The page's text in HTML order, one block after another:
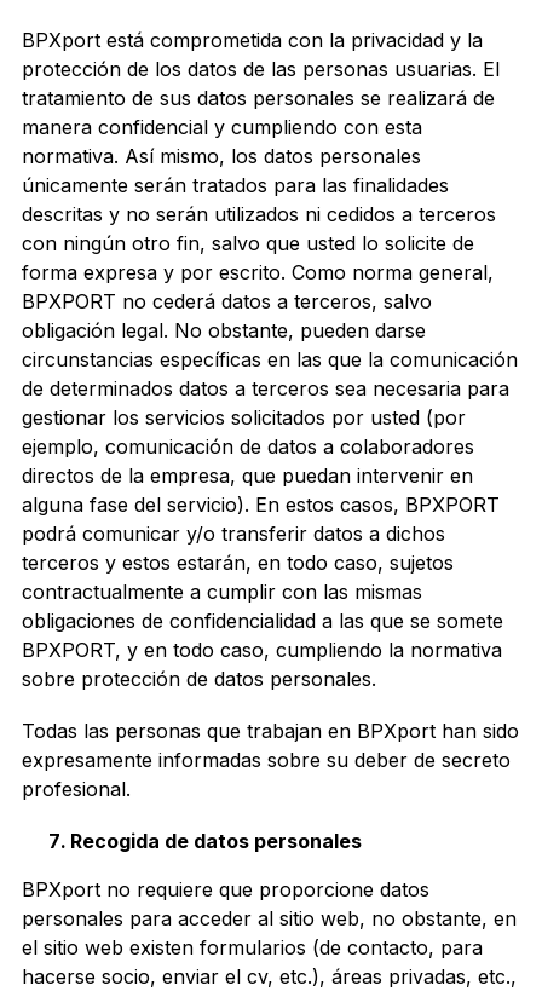
BPXport está comprometida con la privacidad y la
protección de los datos de las personas usuarias. El
tratamiento de sus datos personales se realizará de
manera confidencial y cumpliendo con esta
normativa. Así mismo, los datos personales
únicamente serán tratados para las finalidades
descritas y no serán utilizados ni cedidos a terceros
con ningún otro fin, salvo que usted lo solicite de
forma expresa y por escrito. Como norma general,
BPXPORT no cederá datos a terceros, salvo
obligación legal. No obstante, pueden darse
circunstancias específicas en las que la comunicación
de determinados datos a terceros sea necesaria para
gestionar los servicios solicitados por usted (por
ejemplo, comunicación de datos a colaboradores
directos de la empresa, que puedan intervenir en
alguna fase del servicio). En estos casos, BPXPORT
podrá comunicar y/o transferir datos a dichos
terceros y estos estarán, en todo caso, sujetos
contractualmente a cumplir con las mismas
obligaciones de confidencialidad a las que se somete
BPXPORT, y en todo caso, cumpliendo la normativa
sobre protección de datos personales.
Todas las personas que trabajan en BPXport han sido
expresamente informadas sobre su deber de secreto
profesional.
Recogida de datos personales
BPXport no requiere que proporcione datos
personales para acceder al sitio web, no obstante, en
el sitio web existen formularios (de contacto, para
hacerse socio, enviar el cv, etc.), áreas privadas, etc.,